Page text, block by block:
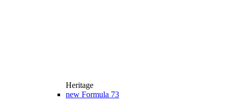
Heritage
new Formula 73